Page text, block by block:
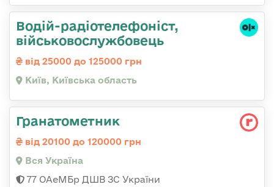
Водій-радіотелефоніст,
військовослужбовець
від 25000 до 125000 грн
Київ, Київська область
Гранатометник
від 20100 до 120000 грн
Вся Україна
77 ОАеМБр ДШВ ЗС України